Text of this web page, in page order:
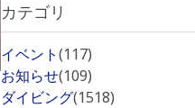
カテゴリ
イベント(117)
お知らせ(109)
ダイビング(1518)